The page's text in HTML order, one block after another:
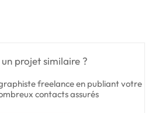
projet similaire ?
freelance en publiant votre
contacts assurés